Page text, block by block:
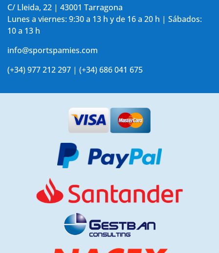
C/ Lleida, 22 | 43001 Tarragona
Lunes a viernes: 9:30 a 13 h y de 16 a 20 h | Sábados:
10 a 13 h
info@sportspamies.com
(+34) 977 212 297 | (+34) 686 041 675